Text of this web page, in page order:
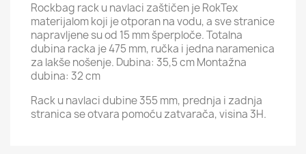
Rockbag rack u navlaci zaštičen je RokTex
materijalom koji je otporan na vodu, a sve stranice
napravljene su od 15 mm šperploče. Totalna
dubina racka je 475 mm, ručka i jedna naramenica
za lakše nošenje. Dubina: 35,5 cm Montažna
dubina: 32 cm
Rack u navlaci dubine 355 mm, prednja i zadnja
stranica se otvara pomoću zatvarača, visina 3H.